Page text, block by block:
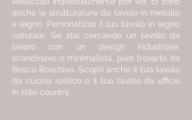
anche le strutturature da tavolo in metallo
e legno. Personalizza il tuo tavolo in legno
naturale. Se stai cercando un tavolo da
lavoro con un design industriale,
scandinavo o minimalista, puoi trovarlo da
Bosco Boschivo. Scopri anche il tuo tavolo
da cucina rustico o il tuo tavolo da ufficio
in stile country.